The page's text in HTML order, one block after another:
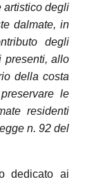
artistico degli
dalmate, in
degli
presenti, allo
della costa
le
residenti
n. 92 del
dedicato ai